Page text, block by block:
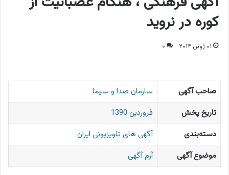
کوره در نروید
۰۱ ژوئن ۲۰۱۴ ۰
صاحب آگهی
سازمان صدا و سیما
تاریخ پخش
فروردین 1390
دسته‌بندی
آگهی های تلویزیونی ایران
موضوع آگهی
آرم آگهی